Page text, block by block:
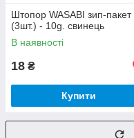
Штопор WASABI зип-пакет
(3шт.) - 10g. свинець
В наявності
18 ₴
Купити